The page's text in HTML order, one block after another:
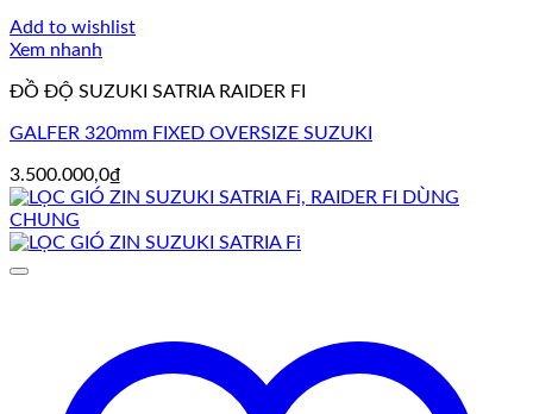
Add to wishlist
Xem nhanh
ĐỒ ĐỘ SUZUKI SATRIA RAIDER FI
GALFER 320mm FIXED OVERSIZE SUZUKI
3.500.000,0₫